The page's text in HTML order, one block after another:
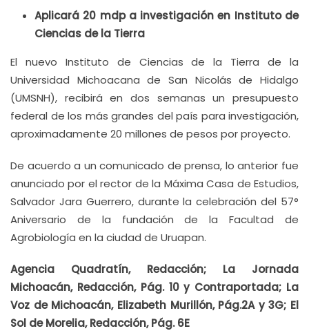
Aplicará 20 mdp a investigación en Instituto de
Ciencias de la Tierra
El nuevo Instituto de Ciencias de la Tierra de la
Universidad Michoacana de San Nicolás de Hidalgo
(UMSNH), recibirá en dos semanas un presupuesto
federal de los más grandes del país para investigación,
aproximadamente 20 millones de pesos por proyecto.
De acuerdo a un comunicado de prensa, lo anterior fue
anunciado por el rector de la Máxima Casa de Estudios,
Salvador Jara Guerrero, durante la celebración del 57°
Aniversario de la fundación de la Facultad de
Agrobiología en la ciudad de Uruapan.
Agencia Quadratín, Redacción; La Jornada
Michoacán, Redacción, Pág. 10 y Contraportada; La
Voz de Michoacán, Elizabeth Murillón, Pág.2A y 3G; El
Sol de Morelia, Redacción, Pág. 6E